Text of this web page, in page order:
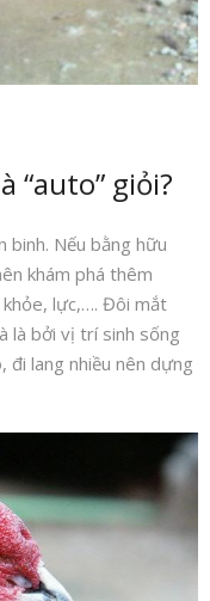
“auto” giỏi?
binh. Nếu bằng hữu
khám phá thêm
lực,…. Đôi mắt
là bởi vị trí sinh sống
đi lang nhiều nên dựng